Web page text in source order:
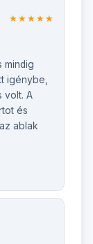
★★★★★
mindig
igénybe,
volt. A
és
ablak